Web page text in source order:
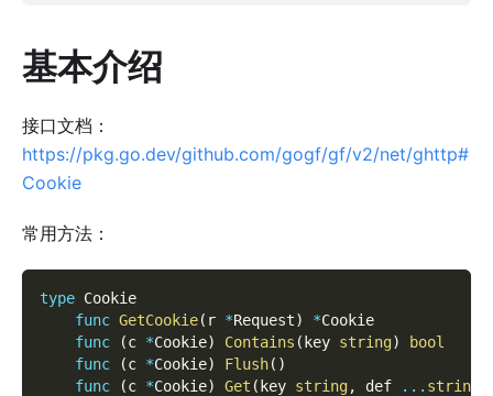
基本介绍
接口文档：
https://pkg.go.dev/github.com/gogf/gf/v2/net/ghttp#
Cookie
常用方法：
type Cookie
func GetCookie( r *Request) *Cookie
func
(c *Cookie) Contains ( key string)
bool
func
(c *Cookie) Flush( )
func
(c *Cookie) Get ( key string, def ... string